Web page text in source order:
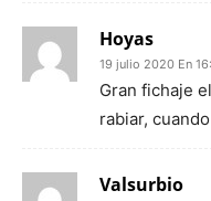
Hoyas
19 julio 2020 En
Gran fichaje
rabiar,
Valsurbio